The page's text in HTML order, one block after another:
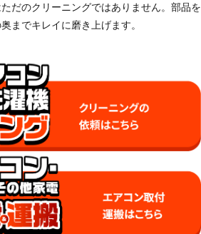
だのクリーニングではありません。部品を
までキレイに磨き上げます。